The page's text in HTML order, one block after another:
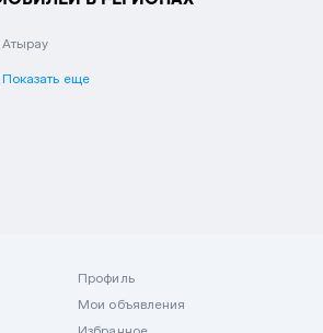
Атырау
Показать еще
Профиль
Мои объявления